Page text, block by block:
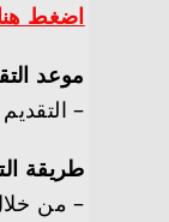
اضغط
موعد
– التقديم مُتاح
طريقة
– من